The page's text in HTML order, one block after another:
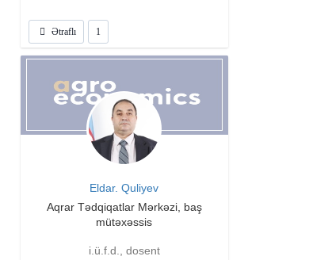
Ətraflı 1
Eldar. Quliyev
Aqrar Tədqiqatlar Mərkəzi, baş
mütəxəssis
i.ü.f.d., dosent